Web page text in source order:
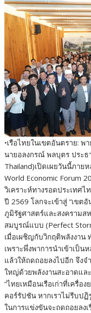
•เรือไทยในเขตอันตราย:
นายอลงกรณ์ พลบุตร ประธ
Thailand)เปิดเผยวันนี้ภาย
World Economic Forum
วิเคราะห์ทางรอดประเทศ
ปี 2569 โลกจะเข้าสู่ “เขต
ภูมิรัฐศาสตร์และสงครามส
สมบูรณ์แบบ (Perfect
เมื่อเผชิญกับวิกฤติพลังงาน
เพราะพึ่งพาการนำเข้าเป็
แล้วให้ถดถอยลงไปอีก จึงจ
ใหญ่ด้วยพลังงานสะอาดแล
“ไทยเหมือนเรือเก่าที่เครื่
คอร์รัปชัน หากเราไม่รีบปฏิ
ในการแข่งขันจะถดถอยลง